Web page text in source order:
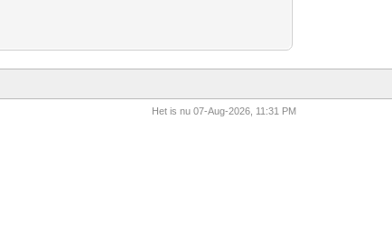
Het is nu 07-Aug-2026, 11:31 PM